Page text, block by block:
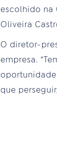
escolhido na
Oliveira
O diretor-
empresa.
que